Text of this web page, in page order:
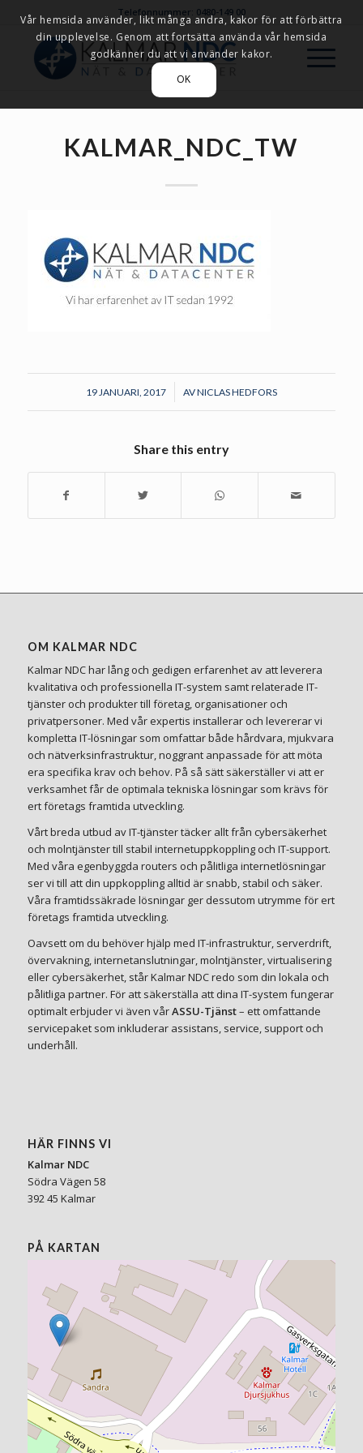
Telefonnummer: 0480-149 00
KALMAR_NDC_TW
19 JANUARI, 2017
/ AVNICLAS HEDFORS
Share this entry
OM KALMAR NDC
Kalmar NDC har lång och gedigen erfarenhet av att leverera
kvalitativa och professionella IT-system samt relaterade IT-
tjänster och produkter till företag, organisationer och
privatpersoner. Med vår expertis installerar och levererar vi
kompletta IT-lösningar som omfattar både hårdvara, mjukvara
och nätverksinfrastruktur, noggrant anpassade för att möta
era specifika krav och behov. På så sätt säkerställer vi att er
verksamhet får de optimala tekniska lösningar som krävs för
ert företags framtida utveckling.
Vårt breda utbud av IT-tjänster täcker allt från cybersäkerhet
och molntjänster till stabil internetuppkoppling och IT-support.
Med våra egenbyggda routers och pålitliga internetlösningar
ser vi till att din uppkoppling alltid är snabb, stabil och säker.
Våra framtidssäkrade lösningar ger dessutom utrymme för ert
företags framtida utveckling.
Oavsett om du behöver hjälp med IT-infrastruktur, serverdrift,
övervakning, internetanslutningar, molntjänster, virtualisering
eller cybersäkerhet, står Kalmar NDC redo som din lokala och
pålitliga partner. För att säkerställa att dina IT-system fungerar
optimalt erbjuder vi även vårASSU-Tjänst– ett omfattande
servicepaket som inkluderar assistans, service, support och
underhåll.
HÄR FINNS VI
Kalmar NDC
Södra Vägen 58
392 45 Kalmar
PÅ KARTAN
Vår hemsida använder, likt många andra, kakor för att förbättra
din upplevelse. Genom att fortsätta använda vår hemsida
godkänner du att vi använder kakor.
OK